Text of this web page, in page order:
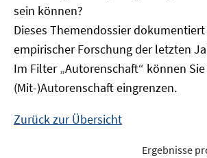
sein können?
Dieses Themendossier
empirischer Forschung der letzten
Im Filter „Autorenschaft“ können
(Mit-)Autorenschaft eingrenzen.
Zurück zur Übersicht
Ergebnisse